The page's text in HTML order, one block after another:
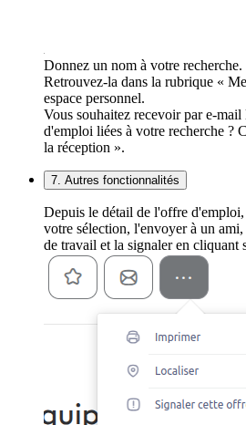
Donnez un nom à votre recherche.
Retrouvez-la dans la rubrique «
espace personnel.
Vous souhaitez recevoir par e-
d'emploi liées à votre recherche ?
la réception ».
7. Autres fonctionnalités
Depuis le détail de l'offre
votre sélection, l'envoyer à un
de travail et la signaler en cliquant